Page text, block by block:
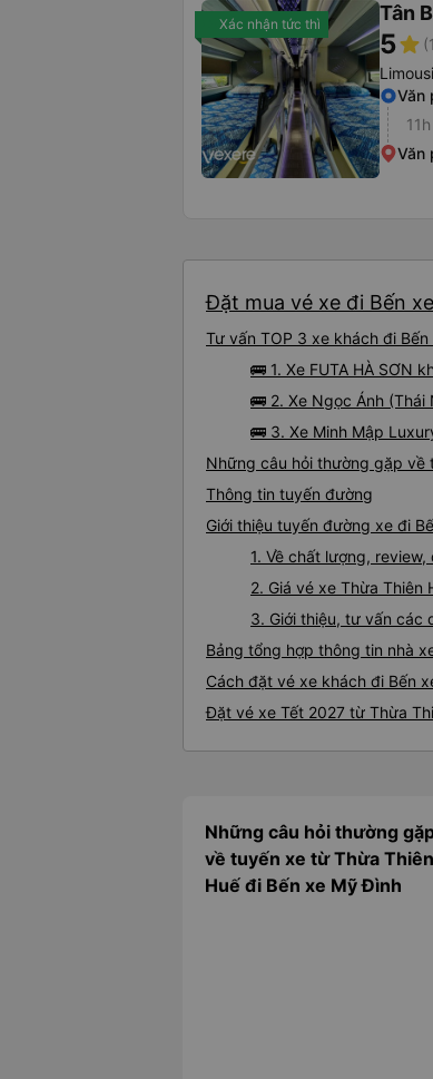
Xác nhận tức thì Tân
5star
Văn
11h
Văn
Đặt mua vé xe đi Bến
Tư vấn TOP 3 xe khách đi
🚌 1. Xe FUTA HÀ SƠN
🚌 2. Xe Ngọc Ánh (Thái
🚌 3. Xe Minh Mập
Những câu hỏi thường gặp về
Thông tin tuyến đường
Giới thiệu tuyến đường xe đi
1. Về chất lượng,
2. Giá vé xe Thừa Thiên
3. Giới thiệu, tư vấn các
Bảng tổng hợp thông tin nhà
Cách đặt vé xe khách đi Bến
Đặt vé xe Tết 2027 từ Thừa
Những câu hỏi thường
về tuyến xe từ Thừa Thiên
Huế đi Bến xe Mỹ Đình